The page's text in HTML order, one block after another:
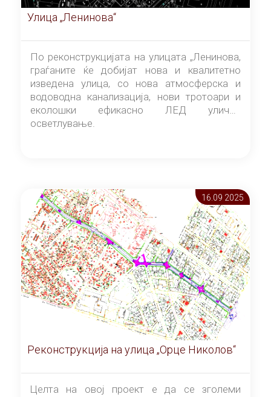
Улица „Ленинова“
По реконструкцијата на улицата „Ленинова,
граѓаните ќе добијат нова и квалитетно
изведена улица, со нова атмосферска и
водоводна канализација, нови тротоари и
еколошки ефикасно ЛЕД улично
осветлување.
16.09 2025
Реконструкција на улица „Орце Николов“
Целта на овој проект е да се зголеми